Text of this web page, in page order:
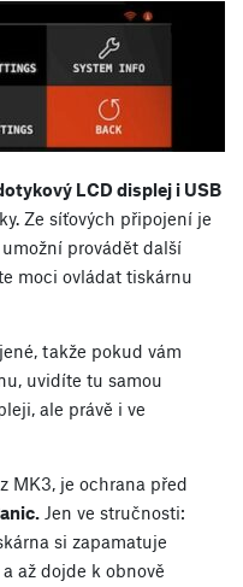
LCD displej i USB
Ze síťových připojení je
provádět další
moci ovládat tiskárnu
takže pokud vám
uvidíte tu samou
ale právě i ve
MK3, je ochrana před
Jen ve stručnosti:
si zapamatuje
až dojde k obnově